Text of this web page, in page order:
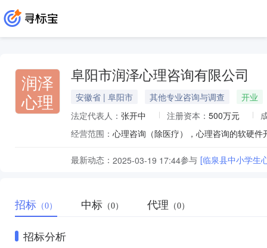
润泽
心理
阜阳市润泽心理咨询有限公司
安徽省 | 阜阳市 其他专业咨询与调查
开业
法定代表人： 张开中 注册资本： 500万元
经营范围：
最新动态： 2025-03-19 17:44参与 [临泉县中小学生
招标 （0） 中标 （0） 代理 （0）
招标分析